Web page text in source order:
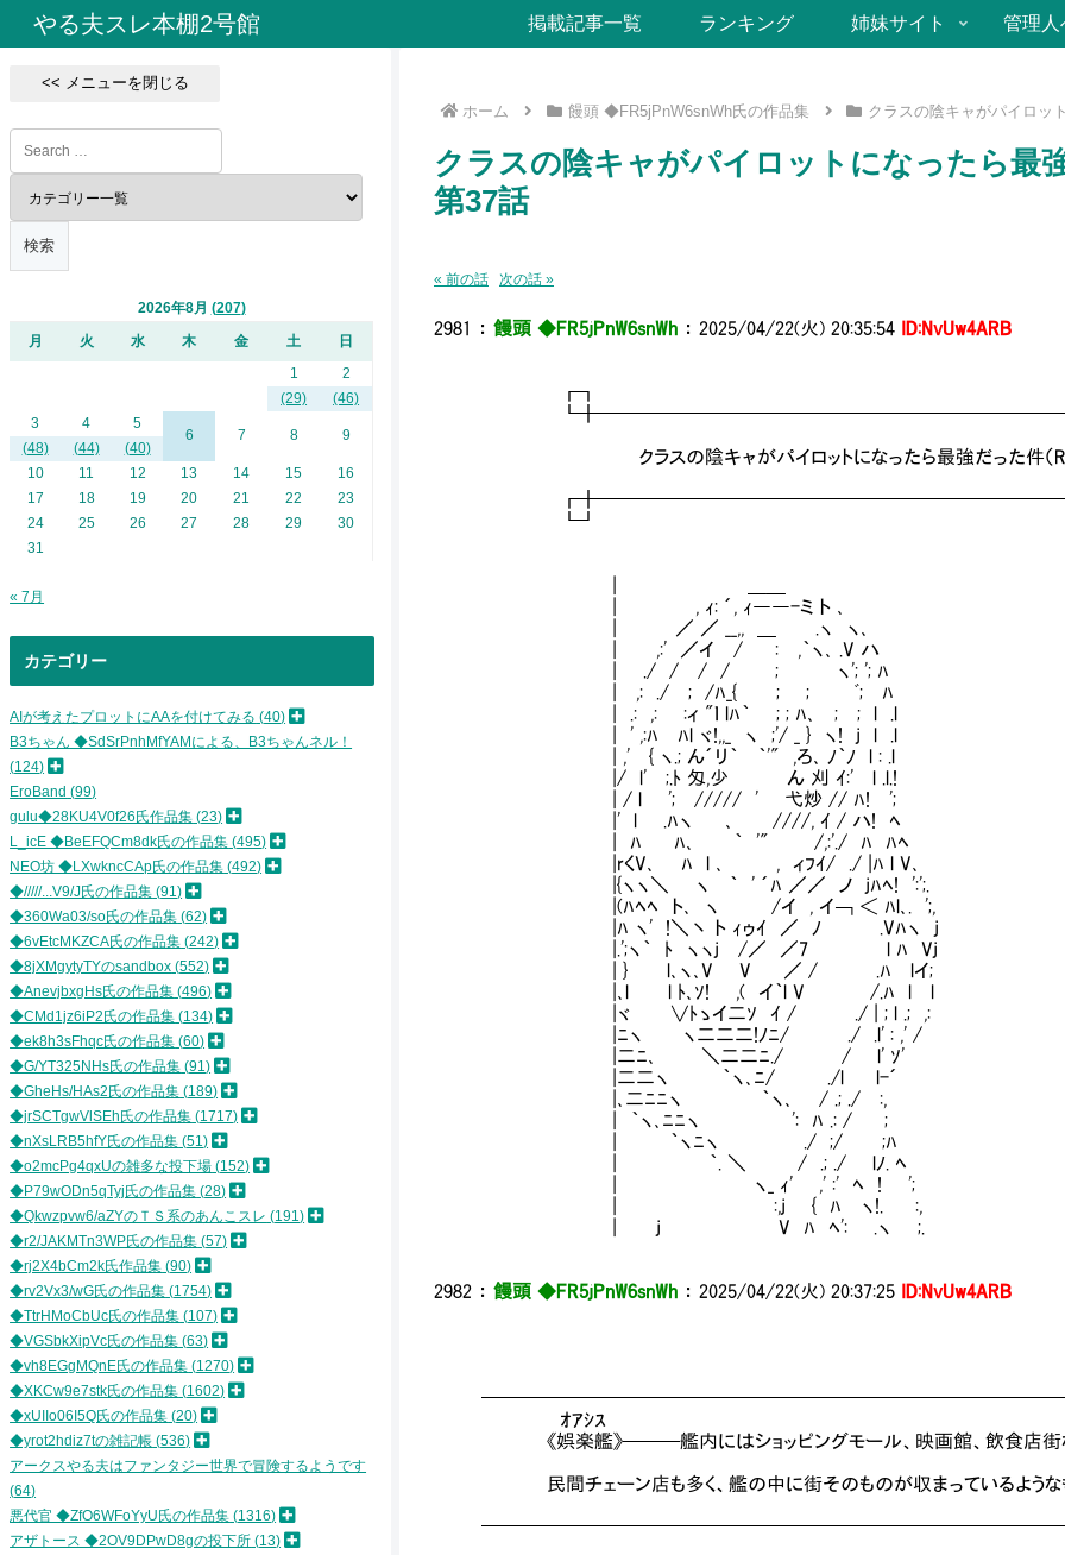
やる夫スレ本棚2号館 掲載記事一覧 ランキング 姉妹サイト 管理人
ホーム 饅頭 ◆FR5jPnW6snWh氏の作品集 クラスの陰キャがパイロッ
クラスの陰キャがパイロットになったら
第37話
« 前の話 次の話 »
2981 ： 饅頭 ◆FR5jPnW6snWh ： 2025/04/22(火) 20:35:54 ID:NvUw4ARB
┏┓
クラスの陰キャがパイロットになったら最強だった件（R18
┗┛
| , ｨ: ´, ｨ――-ミ ト ､
| ／ ／ __,, ＿ .ヽ ヽ､
| ,:' ／イ / : ,｀ヽ､ .V ハ
| ./ / / / ; ヽ'; '; ﾊ
| ,: ./ ; /ﾊ_{ ; ; ﾞ; ﾊ
| .: ,: :ィ "ｌ lﾊ｀ ; ; ﾊ､ ; ; l .l
| ' ,:ﾊ ﾊl ヾ!,,_ ヽ ;'/ _ } ヽ! j l .l
| ,' { ヽ.; ん´リ｀ ｀'" ,ろ､ ﾉ｀ﾉ l : .l
|/ l' ;.ﾄ 匁,少 ん 刈 ｲ:' l .l.!
| / l '; ///// ' 弋炒 // ﾊ! ';
|' l .ﾊヽ ､ ////, ｲ / ハ! ﾍ
| ﾊ ﾊ､ ｀ '" /,:'./ ﾊ ﾊﾍ
|rくV､ ﾊ l ､ , ィﾌｲ/ ./ |ﾊ l V､
|{ヽヽ＼ ヽ ｀ ' ´ﾊ ／／ ノ jﾊﾍ! ':';.
|(ﾊﾍﾍ ト､ ヽ /イ , イ￢ ＜ ﾊl､. ';,
|ﾊ ヽ' !＼丶 ト ｨゥｲ ／ ﾉ .Vﾊヽ j
|.';ヽ｀ ﾄ ヽヽj /／ ／7 l ﾊ Vj
| } l､ヽ､V V ／ / .ﾊ lイ;
|､l l ﾄ､ｿ! ,( イ｀l V /.ﾊ l l
|ヾ ∨ﾄゝイ二ｿ ｲ / ./ | ; l .; ,:
|ﾆヽ ヽ二二二!ﾉﾆ/ ./ .l' : ,' /
|二ﾆ､ ＼二二ﾆ./ / l' ｿ'
|二二ヽ ｀ヽ､ﾆ/ ./l l-´
|､二ﾆﾆヽ ｀ヽ､ / .; ./ :,
| ｀ヽ､ﾆﾆヽ ': ﾊ .: / ;
| ｀ヽﾆヽ ./ ;/ ;ﾊ
| ｀. ＼ / .; ./ lﾉ. ﾍ
| ヽ_ ｨ' ,' :' ﾍ ! ';
| :,j { ﾊ ヽ!. :,
| j V ﾊ ﾍ': .ヽ ;.
2982 ： 饅頭 ◆FR5jPnW6snWh ： 2025/04/22(火) 20:37:25 ID:NvUw4ARB
ｵｱｼｽ
《娯楽艦》───艦内にはショッピングモール、映画館、飲食店街
民間チェーン店も多く、艦の中に街そのものが収まっているような
<< メニューを閉じる
2026年8月
207
月
火 水 木 金 土
日
1
(29)
2
(46)
3
(48)
4
(44)
5
(40)
6 7 8 9
10 11 12 13 14 15
16
17
18 19 20 21 22
23
24
25 26 27 28 29
30
31
« 7月
カテゴリー
AIが考えたプロットにAAを付けてみる 40
B3ちゃん ◆SdSrPnhMfYAMによる、B3ちゃんネル！
124
EroBand 99
gulu◆28KU4V0f26氏作品集 23
L_icE ◆BeEFQCm8dk氏の作品集 495
NEO坊 ◆LXwkncCAp氏の作品集 492
◆/////...V9/J氏の作品集 91
◆360Wa03/so氏の作品集 62
◆6vEtcMKZCA氏の作品集 242
◆8jXMgytyTYのsandbox 552
◆AnevjbxgHs氏の作品集 496
◆CMd1jz6iP2氏の作品集 134
◆ek8h3sFhqc氏の作品集 60
◆G/YT325NHs氏の作品集 91
◆GheHs/HAs2氏の作品集 189
◆jrSCTgwVlSEh氏の作品集 1717
◆nXsLRB5hfY氏の作品集 51
◆o2mcPg4qxUの雑多な投下場 152
◆P79wODn5qTyj氏の作品集 28
◆Qkwzpvw6/aZYのＴＳ系のあんこスレ
191
◆r2/JAKMTn3WP氏の作品集 57
◆rj2X4bCm2k氏作品集 90
◆rv2Vx3/wG氏の作品集 1754
◆TtrHMoCbUc氏の作品集 107
◆VGSbkXipVc氏の作品集 63
◆vh8EGgMQnE氏の作品集 1270
◆XKCw9e7stk氏の作品集 1602
◆xUIIo06I5Q氏の作品集 20
◆yrot2hdiz7tの雑記帳 536
アークスやる夫はファンタジー世界で冒険するようです
64
悪代官 ◆ZfO6WFoYyU氏の作品集 1316
アザトース ◆2OV9DPwD8gの投下所 13